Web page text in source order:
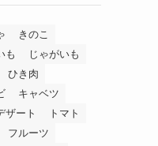
きのこ
も
じゃがいも
ひき肉
キャベツ
ザート
トマト
フルーツ